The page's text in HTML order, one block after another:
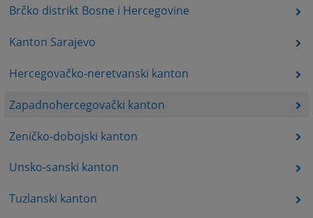
Brčko distrikt Bosne i Hercegovine
Kanton Sarajevo
Hercegovačko-neretvanski kanton
Zapadnohercegovački kanton
Zeničko-dobojski kanton
Unsko-sanski kanton
Tuzlanski kanton